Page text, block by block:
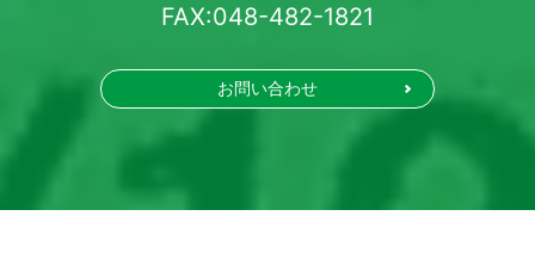
FAX:048-482-1821
お問い合わせ